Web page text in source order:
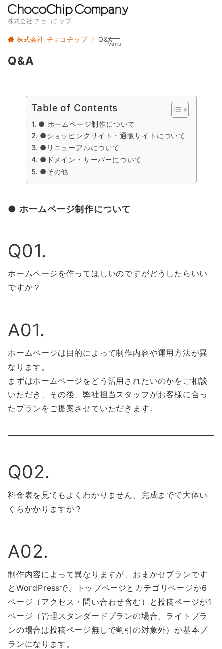
株式会社 チョコチップ
Menu
株式会社 チョコチップ Q&A
Q&A
Table of Contents
● ホームページ制作について
●ショッピングサイト・通販サイトについて
●リニューアルについて
●ドメイン・サーバーについて
●その他
● ホームページ制作について
Q01.
ホームページを作ってほしいのですがどうしたらいい
ですか？
A01.
ホームページは目的によって制作内容や運用方法が異
なります。
まずはホームページをどう活用されたいのかをご相談
いただき、その後、弊社担当スタッフがお客様に合っ
たプランをご提案させていただきます。
Q02.
料金表を見てもよくわかりません。完成までで大体い
くらかかりますか？
A02.
制作内容によって異なりますが、おまかせプランです
とWordPressで、トップページとカテゴリページが6
ページ（アクセス・問い合わせ含む）と投稿ページが1
ページ（管理スタンダードプランの場合。ライトプラ
ンの場合は投稿ページ無しで割引の対象外）が基本プ
ランになります。